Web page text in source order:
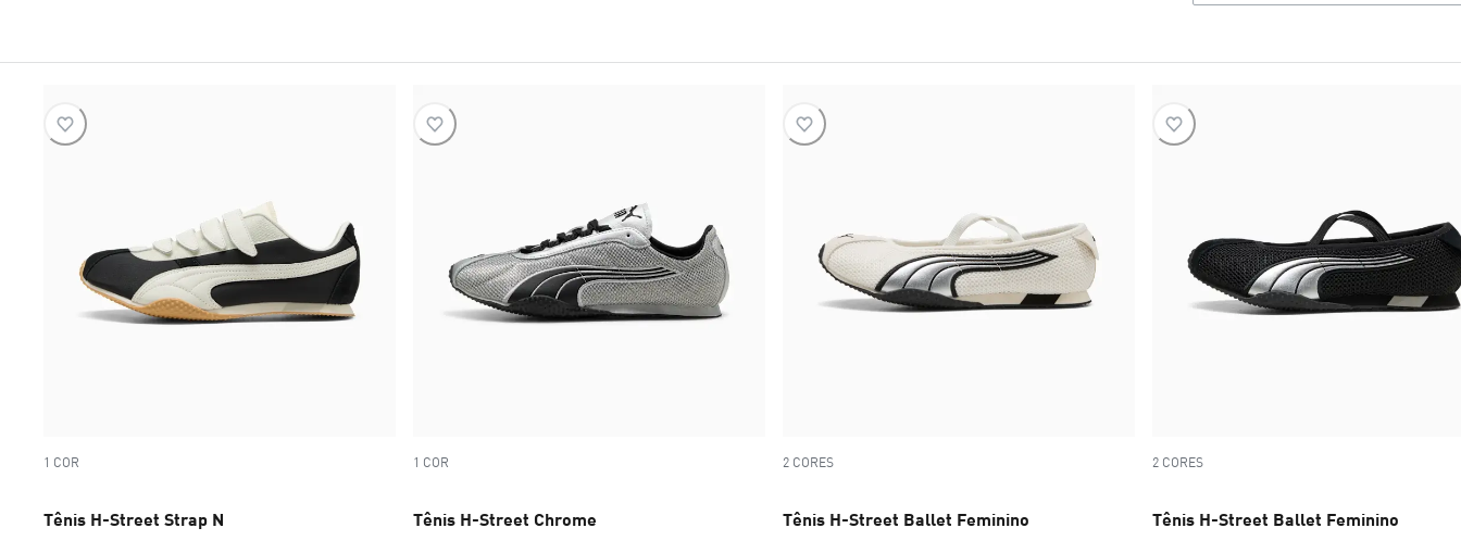
1 COR
Tênis H-Street Strap N
1 COR
Tênis H-Street Chrome
2 CORES
Tênis H-Street Ballet Feminino
2 CORES
Tênis H-Street Ballet Feminino